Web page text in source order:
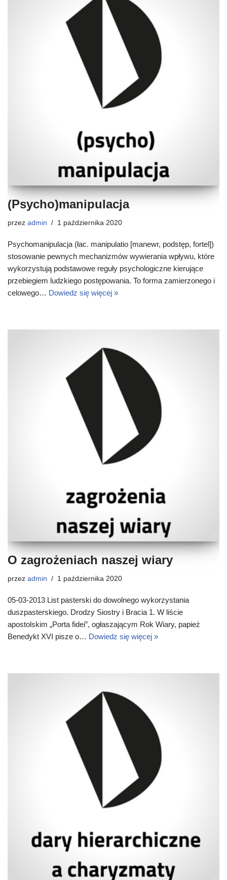
(Psycho)manipulacja
przez admin 1 października 2020
Psychomanipulacja (łac. manipulatio [manewr, podstęp, fortel])
stosowanie pewnych mechanizmów wywierania wpływu, które
wykorzystują podstawowe reguły psychologiczne kierujące
przebiegiem ludzkiego postępowania. To forma zamierzonego i
celowego… Dowiedz się więcej »
O zagrożeniach naszej wiary
przez admin 1 października 2020
05-03-2013 List pasterski do dowolnego wykorzystania
duszpasterskiego. Drodzy Siostry i Bracia 1. W liście
apostolskim „Porta fidei”, ogłaszającym Rok Wiary, papież
Benedykt XVI pisze o… Dowiedz się więcej »